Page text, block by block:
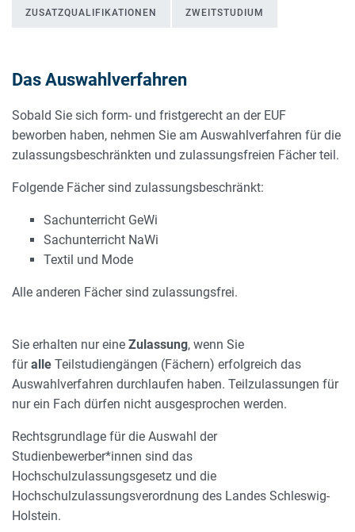
ZUSATZQUALIFIKATIONEN ZWEITSTUDIUM
Das Auswahlverfahren
Sobald Sie sich form- und fristgerecht an der EUF
beworben haben, nehmen Sie am Auswahlverfahren für die
zulassungsbeschränkten und zulassungsfreien Fächer teil.
Folgende Fächer sind zulassungsbeschränkt:
Sachunterricht GeWi
Sachunterricht NaWi
Textil und Mode
Alle anderen Fächer sind zulassungsfrei.
Sie erhalten nur eine Zulassung, wenn Sie
füralle Teilstudiengängen (Fächern) erfolgreich das
Auswahlverfahren durchlaufen haben. Teilzulassungen für
nur ein Fach dürfen nicht ausgesprochen werden.
Rechtsgrundlage für die Auswahl der
Studienbewerber*innen sind das
Hochschulzulassungsgesetz und die
Hochschulzulassungsverordnung des Landes Schleswig-
Holstein.